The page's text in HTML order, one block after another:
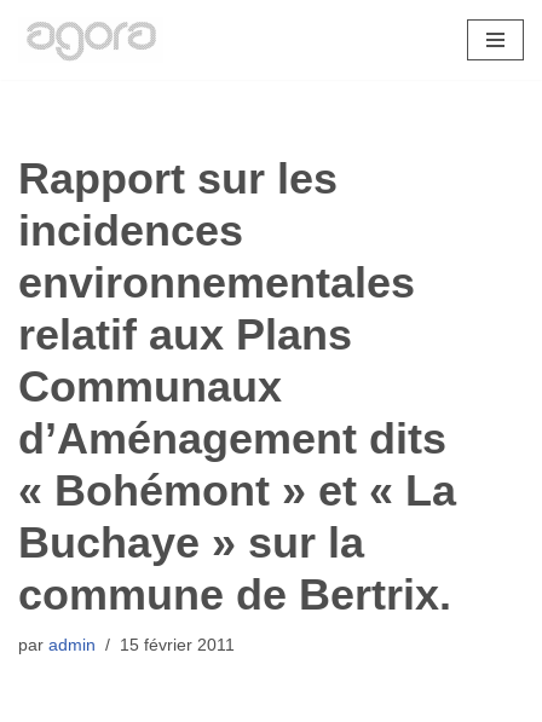
Rapport sur les
incidences
environnementales
relatif aux Plans
Communaux
d’Aménagement dits
« Bohémont » et « La
Buchaye » sur la
commune de Bertrix.
par admin 15 février 2011